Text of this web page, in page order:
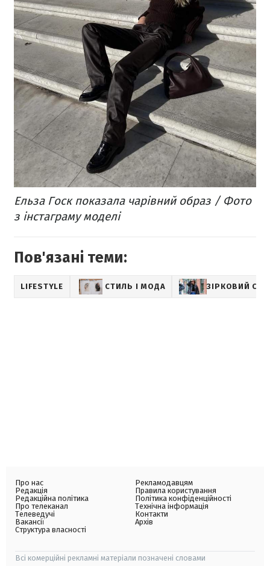
Ельза Госк показала чарівний образ / Фото
з інстаграму моделі
Пов'язані теми:
LIFESTYLE СТИЛЬ І МОДА ЗІРКОВИЙ
Про нас
Редакція
Редакційна політика
Про телеканал
Телеведучі
Вакансії
Структура власності
Рекламодавцям
Правила користування
Політика конфіденційності
Технічна інформація
Контакти
Архів
Всі комерційні рекламні матеріали позначені словами